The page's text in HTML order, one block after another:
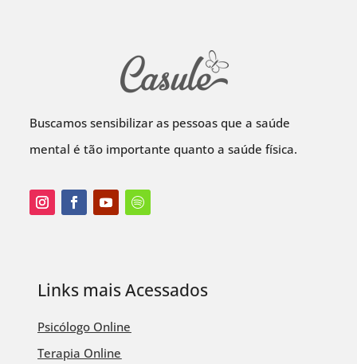
Buscamos sensibilizar as pessoas que a saúde
mental é tão importante quanto a saúde física.
Links mais Acessados
Psicólogo Online
Terapia Online